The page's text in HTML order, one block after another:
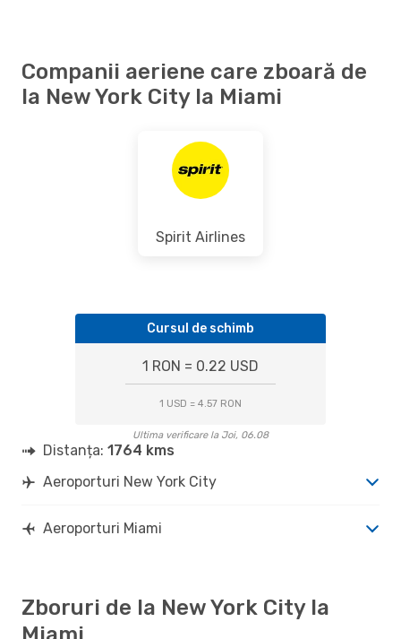
Companii aeriene care zboară de
la New York City la Miami
Spirit Airlines
Cursul de schimb
1 RON = 0.22 USD
1 USD = 4.57 RON
Ultima verificare la Joi, 06.08
Distanța: 1764 kms
Aeroporturi New York City
Aeroporturi Miami
Zboruri de la New York City la